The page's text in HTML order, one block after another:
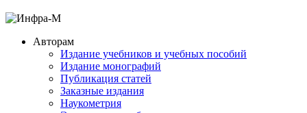
Авторам
Издание учебников и учебных пособий
Издание монографий
Публикация статей
Заказные издания
Наукометрия